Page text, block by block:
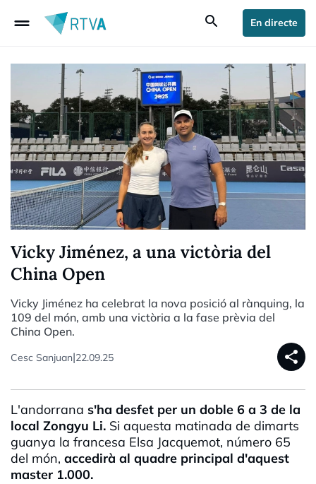
drag_handle search En directe
Vicky Jiménez, a una victòria del
China Open
Vicky Jiménez ha celebrat la nova posició al rànquing, la
109 del món, amb una victòria a la fase prèvia del
China Open.
Cesc Sanjuan|22.09.25 share
L'andorrana s'ha desfet per un doble 6 a 3 de la
local Zongyu Li. Si aquesta matinada de dimarts
guanya la francesa Elsa Jacquemot, número 65
del món, accedirà al quadre principal d'aquest
master 1.000.